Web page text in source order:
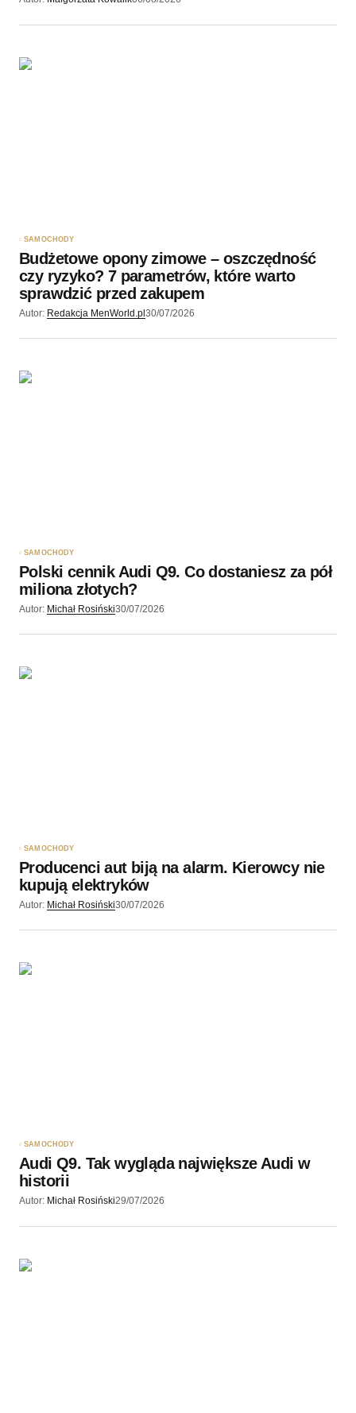
SAMOCHODY
Budżetowe opony zimowe – oszczędność
czy ryzyko? 7 parametrów, które warto
sprawdzić przed zakupem
Autor: Redakcja MenWorld.pl30/07/2026
SAMOCHODY
Polski cennik Audi Q9. Co dostaniesz za pół
miliona złotych?
Autor: Michał Rosiński30/07/2026
SAMOCHODY
Producenci aut biją na alarm. Kierowcy nie
kupują elektryków
Autor: Michał Rosiński30/07/2026
SAMOCHODY
Audi Q9. Tak wygląda największe Audi w
historii
Autor: Michał Rosiński29/07/2026